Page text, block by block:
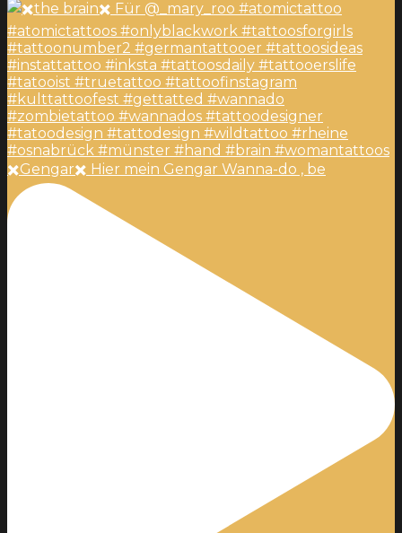
✖️Gengar✖️ Hier mein Gengar Wanna-do , be